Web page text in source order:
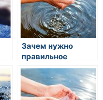
Зачем нужно
правильное
питьевое
обеспечение
организма?